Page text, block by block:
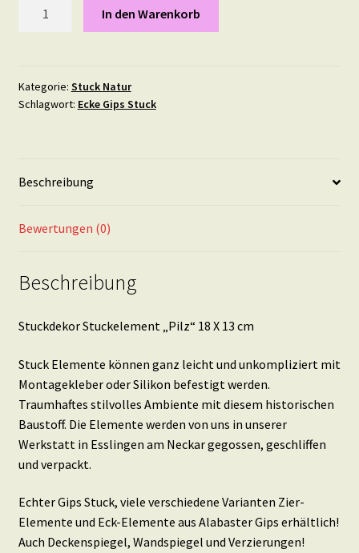
X
13
In den Warenkorb
Kategorie: Stuck Natur
Schlagwort: Ecke Gips Stuck
Beschreibung
Bewertungen (0)
Beschreibung
Stuckdekor Stuckelement „Pilz“ 18 X 13 cm
Stuck Elemente können ganz leicht und unkompliziert mit
Montagekleber oder Silikon befestigt werden.
Traumhaftes stilvolles Ambiente mit diesem historischen
Baustoff. Die Elemente werden von uns in unserer
Werkstatt in Esslingen am Neckar gegossen, geschliffen
und verpackt.
Echter Gips Stuck, viele verschiedene Varianten Zier-
Elemente und Eck-Elemente aus Alabaster Gips erhältlich!
Auch Deckenspiegel, Wandspiegel und Verzierungen!